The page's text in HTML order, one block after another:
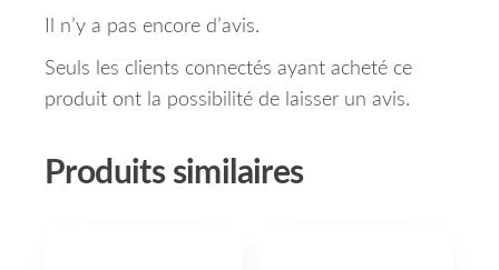
Il n’y a pas encore d’avis.
Seuls les clients connectés ayant acheté ce
produit ont la possibilité de laisser un avis.
Produits similaires